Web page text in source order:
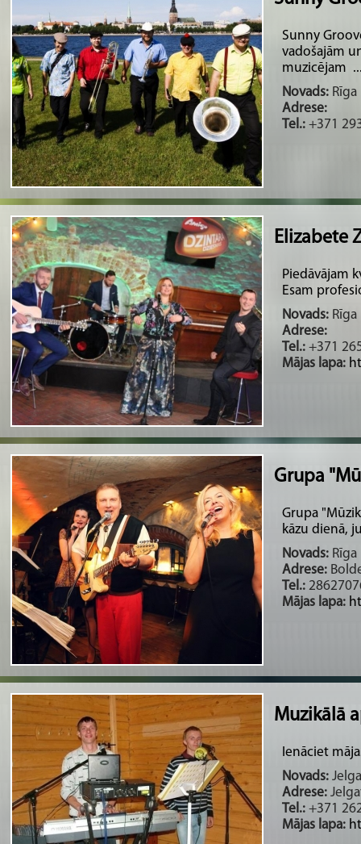
Sunny
vadošajām
muzicējam
Novads:
Adrese:
Tel.: +371
Elizabete
Piedāvājam
Esam
Novads:
Adrese:
Tel.: +371
Mājas lapa:
Grupa
Grupa
kāzu dienā,
Novads:
Adrese:
Tel.:
Mājas lapa:
Muzikālā
Ienāciet
Novads:
Adrese:
Tel.: +371
Mājas lapa: